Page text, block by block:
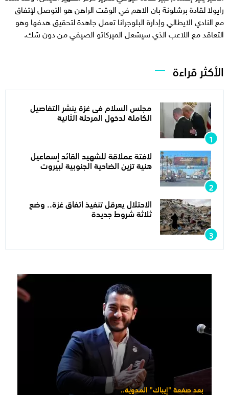
رايولا لقادة برشلونة بان الاهم في الوقت الراهن هو التوصل لإتفاق
مع النادي الايطالي وإدارة البلوجرانا تعمل جاهدة لتحقيق هدفها وهو
التعاقد مع اللاعب الذي سيشعل الميركاتو الصيفي من دون شك.
الأكثر قراءة
مجلس السلام فى غزة ينشر التفاصيل
الكاملة لدخول المرحلة الثانية
لافتة عملاقة للشهيد القائد إسماعيل
هنية تزين الضاحية الجنوبية لبيروت
الاحتلال يعرقل تنفيذ اتفاق غزة.. وضع
ثلاثة شروط جديدة
بعد صفعة "إيباك" المدوية..